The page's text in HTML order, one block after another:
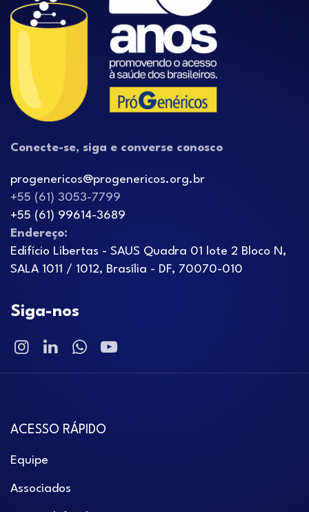
Conecte-se, siga e converse conosco
progenericos@progenericos.org.br
+55 (61) 3053-7799
+55 (61) 99614-3689
Endereço:
Edifício Libertas - SAUS Quadra 01 lote 2 Bloco N,
SALA 1011 / 1012, Brasília - DF, 70070-010
Siga-nos
ACESSO RÁPIDO
Equipe
Associados